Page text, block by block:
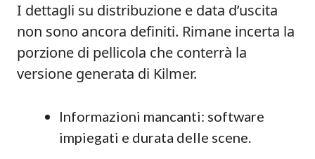
I dettagli su distribuzione e data d’uscita
non sono ancora definiti. Rimane incerta la
porzione di pellicola che conterrà la
versione generata di Kilmer.
Informazioni mancanti: software
impiegati e durata delle scene.